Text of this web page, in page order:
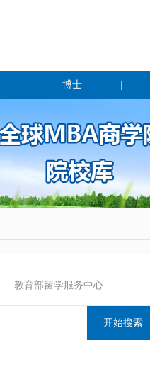
博士
教育部留学服务中心
开始搜索